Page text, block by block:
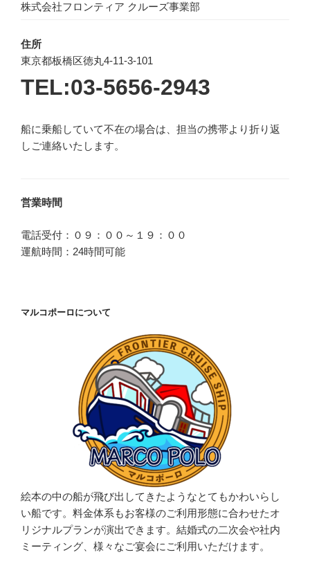
株式会社フロンティア クルーズ事業部
住所
東京都板橋区徳丸4-11-3-101
TEL:03-5656-2943
船に乗船していて不在の場合は、担当の携帯より折り返
しご連絡いたします。
営業時間
電話受付：０９：００～１９：００
運航時間：24時間可能
マルコポーロについて
絵本の中の船が飛び出してきたようなとてもかわいらし
い船です。料金体系もお客様のご利用形態に合わせたオ
リジナルプランが演出できます。結婚式の二次会や社内
ミーティング、様々なご宴会にご利用いただけます。